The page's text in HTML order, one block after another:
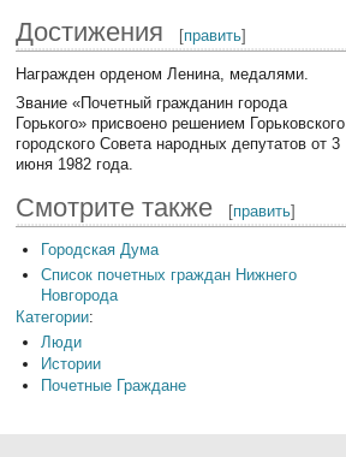
Достижения [править]
Награжден орденом Ленина, медалями.
Звание «Почетный гражданин города
Горького» присвоено решением Горьковского
городского Совета народных депутатов от 3
июня 1982 года.
Смотрите также [править]
Городская Дума
Список почетных граждан Нижнего
Новгорода
Категории:
Люди
Истории
Почетные Граждане